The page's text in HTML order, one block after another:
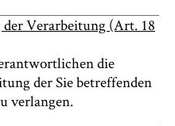
Verarbeitung (Art. 18
die
der Sie betreffenden
verlangen.